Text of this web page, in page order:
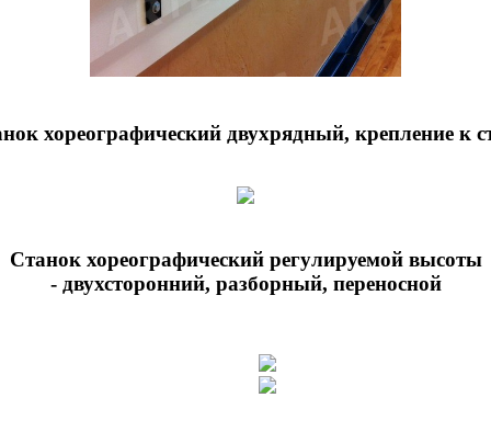
хореографический двухрядный, крепление к
Станок хореографический регулируемой высоты
- двухсторонний, разборный, переносной